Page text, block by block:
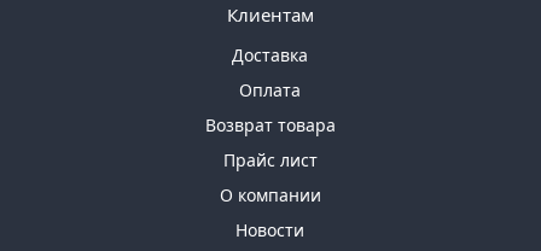
Клиентам
Доставка
Оплата
Возврат товара
Прайс лист
О компании
Новости